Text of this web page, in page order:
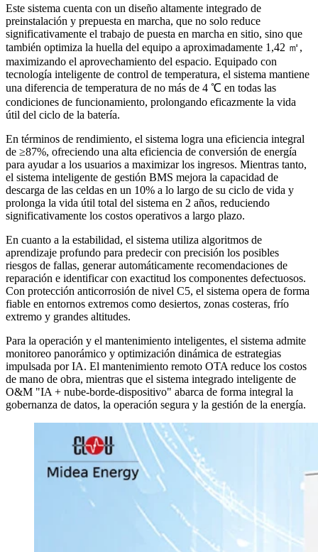
Este sistema cuenta con un diseño altamente integrado de
preinstalación y prepuesta en marcha, que no solo reduce
significativamente el trabajo de puesta en marcha en sitio, sino que
también optimiza la huella del equipo a aproximadamente 1,42 ㎡,
maximizando el aprovechamiento del espacio. Equipado con
tecnología inteligente de control de temperatura, el sistema mantiene
una diferencia de temperatura de no más de 4 ℃ en todas las
condiciones de funcionamiento, prolongando eficazmente la vida
útil del ciclo de la batería.
En términos de rendimiento, el sistema logra una eficiencia integral
de ≥87%, ofreciendo una alta eficiencia de conversión de energía
para ayudar a los usuarios a maximizar los ingresos. Mientras tanto,
el sistema inteligente de gestión BMS mejora la capacidad de
descarga de las celdas en un 10% a lo largo de su ciclo de vida y
prolonga la vida útil total del sistema en 2 años, reduciendo
significativamente los costos operativos a largo plazo.
En cuanto a la estabilidad, el sistema utiliza algoritmos de
aprendizaje profundo para predecir con precisión los posibles
riesgos de fallas, generar automáticamente recomendaciones de
reparación e identificar con exactitud los componentes defectuosos.
Con protección anticorrosión de nivel C5, el sistema opera de forma
fiable en entornos extremos como desiertos, zonas costeras, frío
extremo y grandes altitudes.
Para la operación y el mantenimiento inteligentes, el sistema admite
monitoreo panorámico y optimización dinámica de estrategias
impulsada por IA. El mantenimiento remoto OTA reduce los costos
de mano de obra, mientras que el sistema integrado inteligente de
O&M "IA + nube-borde-dispositivo" abarca de forma integral la
gobernanza de datos, la operación segura y la gestión de la energía.